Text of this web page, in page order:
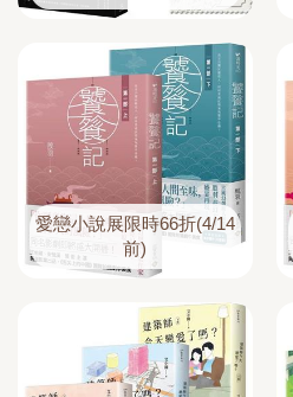
愛戀小說展限時66折(4/14
前)